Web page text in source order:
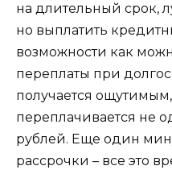
на длительный срок,
но выплатить
возможности как
переплаты при
получается ощутимым,
переплачивается не
рублей. Еще один
рассрочки – все это